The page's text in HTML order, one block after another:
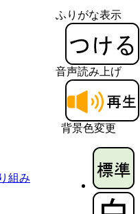
ふりがな表示
音声読み上げ
背景色変更
組み